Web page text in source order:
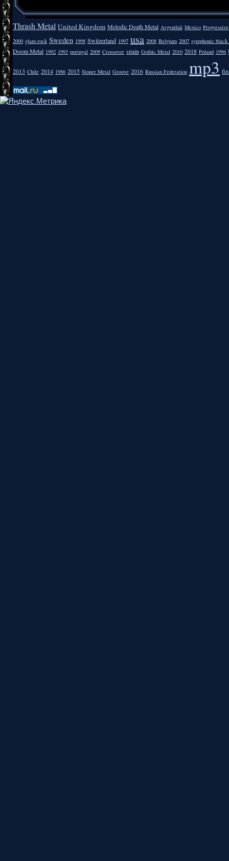
Thrash Metal United Kingdom Melodic Death Metal Argentīnā Mexico Progressive
2000 glam rock Sweden 1998 Switzerland 1997 usa 2008 Belgium 2007 symphonic
Doom Metal 1992 1993 portugal 2009 Crossover spain Gothic Metal 2010 2018 Poland 1996
2013 Chile 2014 1986 2015 Stoner Metal Groove 2016 Russian Federation mp3